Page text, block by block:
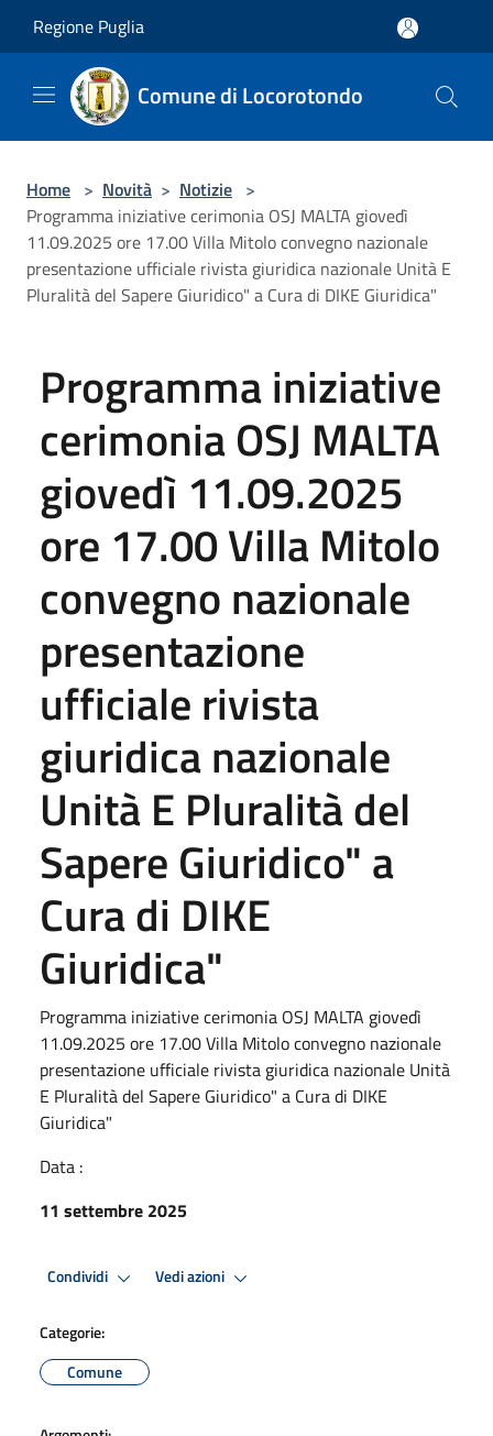
Regione Puglia
Comune di Locorotondo
Home > Novità > Notizie >
Programma iniziative cerimonia OSJ MALTA giovedì
11.09.2025 ore 17.00 Villa Mitolo convegno nazionale
presentazione ufficiale rivista giuridica nazionale Unità E
Pluralità del Sapere Giuridico" a Cura di DIKE Giuridica"
Programma iniziative
cerimonia OSJ MALTA
giovedì 11.09.2025
ore 17.00 Villa Mitolo
convegno nazionale
presentazione
ufficiale rivista
giuridica nazionale
Unità E Pluralità del
Sapere Giuridico" a
Cura di DIKE
Giuridica"
Programma iniziative cerimonia OSJ MALTA giovedì
11.09.2025 ore 17.00 Villa Mitolo convegno nazionale
presentazione ufficiale rivista giuridica nazionale Unità
E Pluralità del Sapere Giuridico" a Cura di DIKE
Giuridica"
Data :
11 settembre 2025
Condividi Vedi azioni
Categorie:
Comune